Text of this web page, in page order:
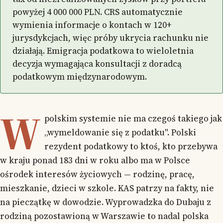
powyżej 4 000 000 PLN. CRS automatycznie
wymienia informacje o kontach w 120+
jurysdykcjach, więc próby ukrycia rachunku nie
działają. Emigracja podatkowa to wieloletnia
decyzja wymagająca konsultacji z doradcą
podatkowym międzynarodowym.
W polskim systemie nie ma czegoś takiego jak
„wymeldowanie się z podatku". Polski
rezydent podatkowy to ktoś, kto przebywa
w kraju ponad 183 dni w roku albo ma w Polsce
ośrodek interesów życiowych — rodzinę, pracę,
mieszkanie, dzieci w szkole. KAS patrzy na fakty, nie
na pieczątkę w dowodzie. Wyprowadzka do Dubaju z
rodziną pozostawioną w Warszawie to nadal polska